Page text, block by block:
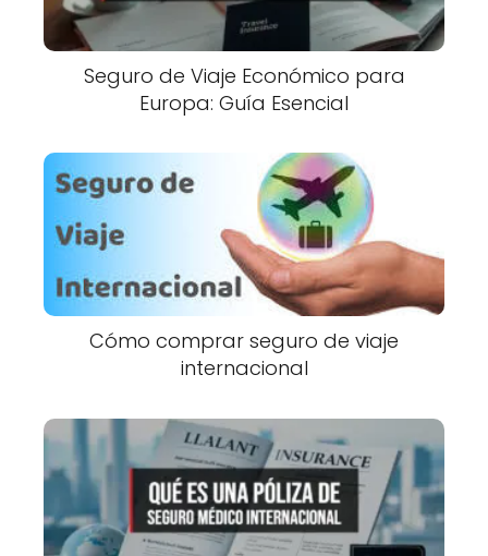
Seguro de Viaje Económico para
Europa: Guía Esencial
Cómo comprar seguro de viaje
internacional